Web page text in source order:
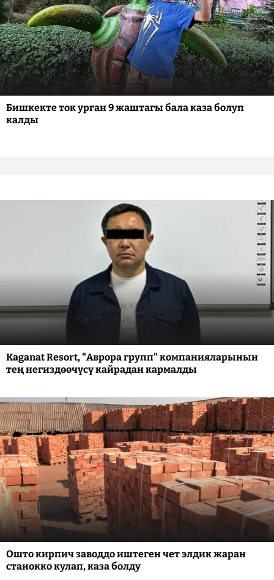
Бишкекте ток урган 9 жаштагы бала каза болуп
калды
Kaganat Resort, "Аврора групп" компанияларынын
тең негиздөөчүсү кайрадан кармалды
Ошто кирпич заводдо иштеген чет элдик жаран
станокко кулап, каза болду